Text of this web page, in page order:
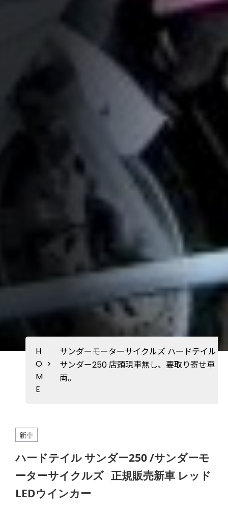
H
O
M
E
>
サンダーモーターサイクルズ ハードテイル
サンダー250 店頭現車無し、要取り寄せ車
両。
新車
ハードテイル サンダー250 /サンダーモ
ーターサイクルズ 正規販売新車 レッド
LEDウインカー